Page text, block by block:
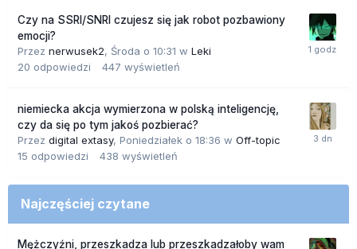
Czy na SSRI/SNRI czujesz się jak robot pozbawiony
emocji?
Przez nerwusek2, Środa o 10:31 w Leki
20 odpowiedzi 447 wyświetleń
niemiecka akcja wymierzona w polską inteligencję,
czy da się po tym jakoś pozbierać?
Przez digital extasy, Poniedziałek o 18:36 w Off-topic
15 odpowiedzi 438 wyświetleń
Najczęściej czytane
Mężczyźni, przeszkadza lub przeszkadzałoby wam